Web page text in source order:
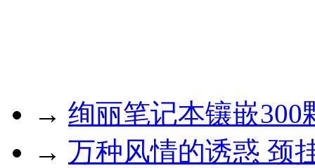
→ 绚丽笔记本镶嵌300
→ 万种风情的诱惑 颈